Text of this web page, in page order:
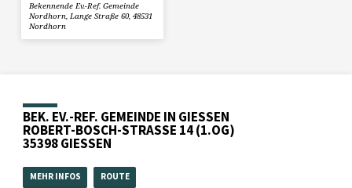
Bekennende Ev.-Ref. Gemeinde
Nordhorn, Lange Straße 60, 48531
Nordhorn
BEK. EV.-REF. GEMEINDE IN GIESSEN
ROBERT-BOSCH-STRASSE 14 (1.OG)
35398 GIESSEN
MEHR INFOS ROUTE